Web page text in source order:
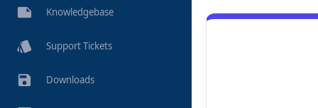
note Knowledgebase
style Support Tickets
save Downloads